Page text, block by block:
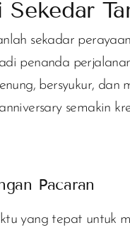
sekadar
penanda
bersyukur, dan
semakin
Pacaran
yang tepat untuk